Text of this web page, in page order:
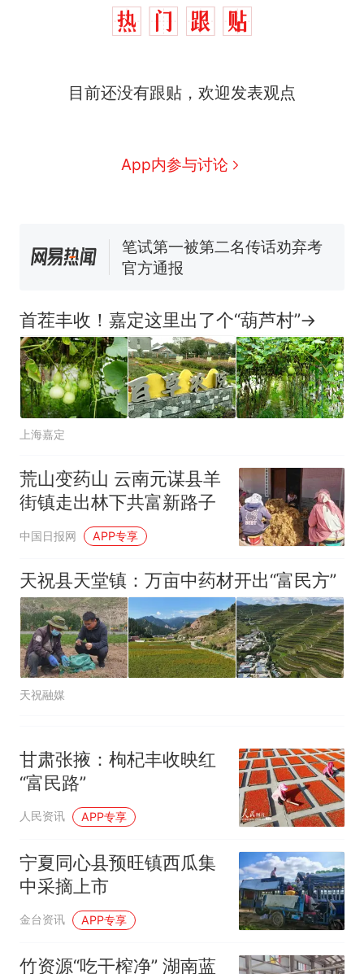
目前还没有跟贴，欢迎发表观点
App内参与讨论
因老师一句“跟我回家”改写了
眼了……
费大厨“全国小炒肉大王”称
已叫停招聘，成立调查组全面
核查
笔试第一被第二名传话劝弃考
官方通报
电力部门回应
热 那个在床头放菜刀的女孩，
因老师一句“跟我回家”改写了
人生
首茬丰收！嘉定这里出了个“葫芦村”→
上海嘉定
荒山变药山 云南元谋县羊
街镇走出林下共富新路子
中国日报网 APP专享
天祝县天堂镇：万亩中药材开出“富民方”
天祝融媒
甘肃张掖：枸杞丰收映红
“富民路”
人民资讯 APP专享
宁夏同心县预旺镇西瓜集
中采摘上市
金台资讯 APP专享
竹资源“吃干榨净” 湖南蓝